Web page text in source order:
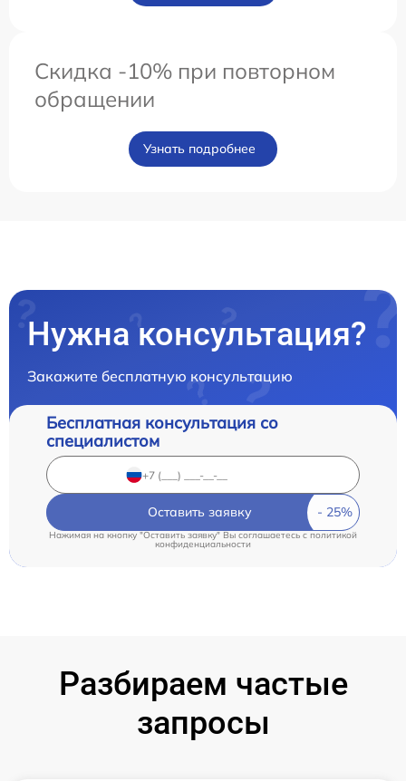
Скидка -10% при повторном
обращении
Узнать подробнее
Нужна консультация?
Закажите бесплатную консультацию
Бесплатная консультация со
специалистом
Оставить заявку
Нажимая на кнопку "Оставить заявку" Вы соглашаетесь cполитикой
конфиденциальности
Разбираем частые
запросы